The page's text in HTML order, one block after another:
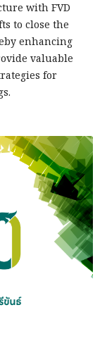
with FVD
to close the
enhancing
valuable
for